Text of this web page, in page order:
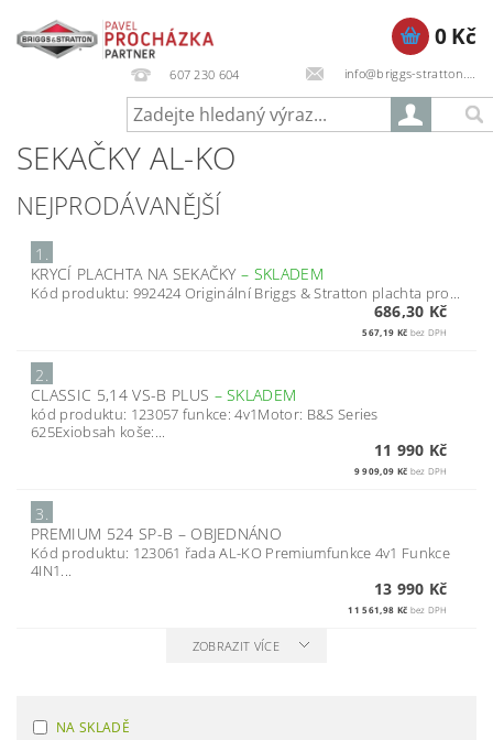
607 230 604 info@briggs-stratton.cz
0 Kč
SEKAČKY AL-KO
NEJPRODÁVANĚJŠÍ
1.
KRYCÍ PLACHTA NA SEKAČKY– SKLADEM
Kód produktu: 992424 Originální Briggs & Stratton plachta pro...
686,30 Kč
567,19 Kč bez DPH
2.
CLASSIC 5,14 VS-B PLUS –SKLADEM
kód produktu: 123057 funkce: 4v1Motor: B&S Series
625Exiobsah koše:...
11 990 Kč
9 909,09 Kč bez DPH
3.
PREMIUM 524 SP-B – OBJEDNÁNO
Kód produktu: 123061 řada AL-KO Premiumfunkce 4v1 Funkce
4IN1...
13 990 Kč
11 561,98 Kč bez DPH
ZOBRAZIT VÍCE
NA SKLADĚ